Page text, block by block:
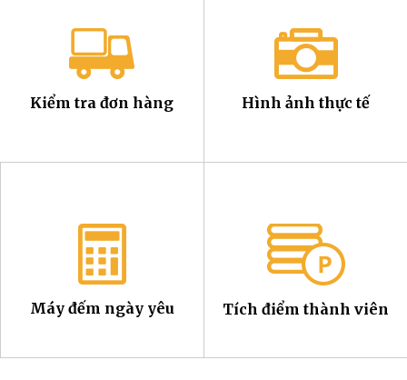
Kiểm tra đơn hàng Hình ảnh thực tế
Máy đếm ngày yêu Tích điểm thành viên